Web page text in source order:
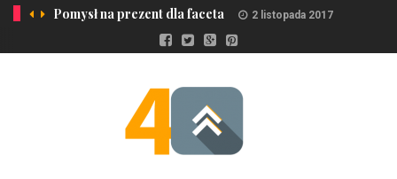
Pomysł na prezent dla faceta 2 listopada 2017